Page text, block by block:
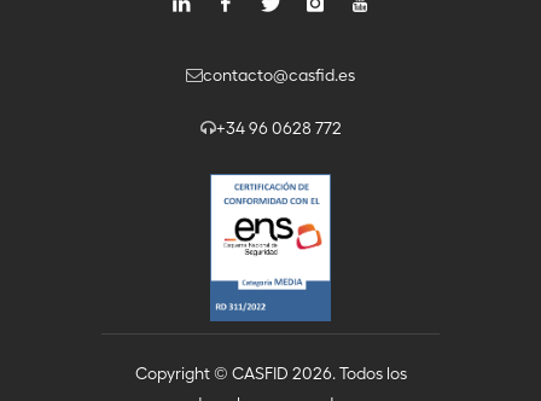
Copyright © CASFID 2026. Todos los
contacto@casfid.es
+34 96 0628 772